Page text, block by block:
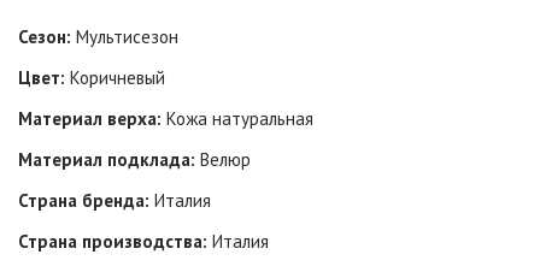
Сезон: Мультисезон
Цвет: Коричневый
Материал верха: Кожа натуральная
Материал подклада: Велюр
Страна бренда: Италия
Страна производства: Италия